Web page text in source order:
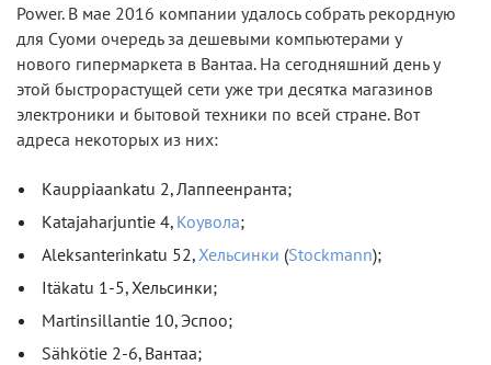
Power. В мае 2016 компании удалось собрать рекордную
для Суоми очередь за дешевыми компьютерами у
нового гипермаркета в Вантаа. На сегодняшний день у
этой быстрорастущей сети уже три десятка магазинов
электроники и бытовой техники по всей стране. Вот
адреса некоторых из них:
Kauppiaankatu 2, Лаппеенранта;
Katajaharjuntie 4, Коувола;
Aleksanterinkatu 52,Хельсинки (Stockmann);
Itäkatu 1-5, Хельсинки;
Martinsillantie 10, Эспоо;
Sähkötie 2-6, Вантаа;